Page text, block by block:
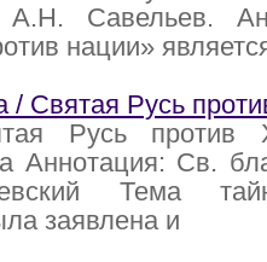
Савельев.
нации»
/ Святая Русь
Русь против
Аннотация: Св.
Тема
заявлена и